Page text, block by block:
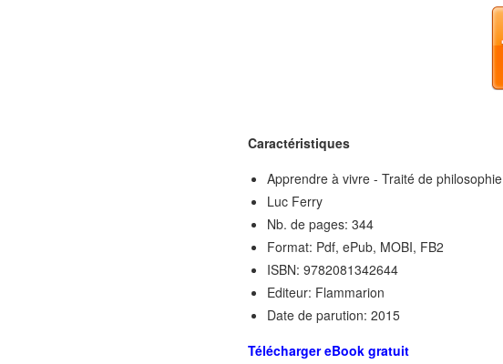
Caractéristiques
Apprendre à vivre - Traité de
Luc Ferry
Nb. de pages: 344
Format: Pdf, ePub, MOBI, FB2
ISBN: 9782081342644
Editeur: Flammarion
Date de parution: 2015
Télécharger eBook gratuit